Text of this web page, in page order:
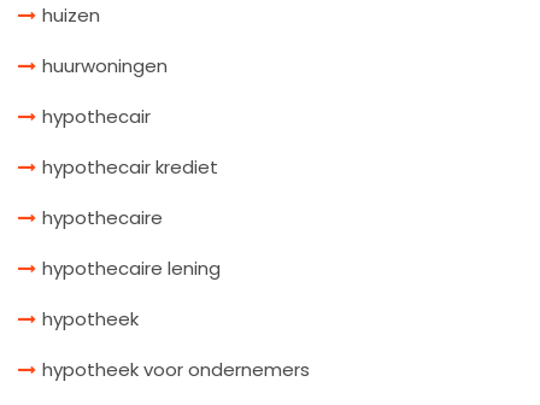
huizen
huurwoningen
hypothecair
hypothecair krediet
hypothecaire
hypothecaire lening
hypotheek
hypotheek voor ondernemers